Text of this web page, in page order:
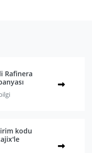
Rafinera
kodu